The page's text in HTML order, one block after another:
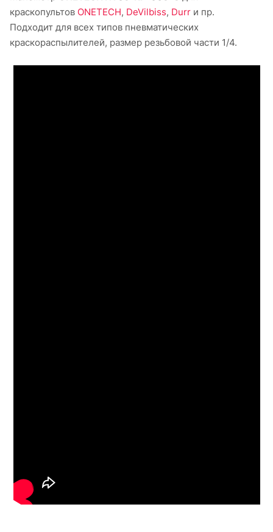
краскопультов ONETECH, DeVilbiss, Durr и пр.
Подходит для всех типов пневматических
краскораспылителей, размер резьбовой части 1/4.